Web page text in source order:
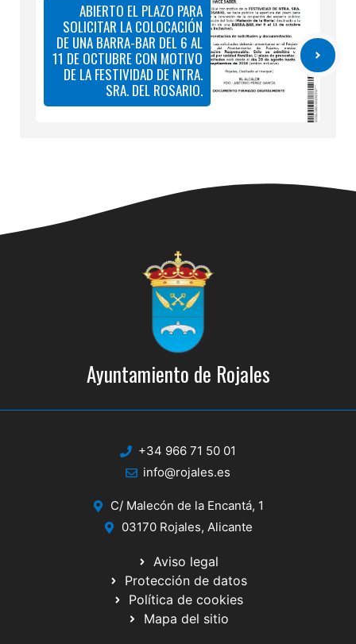
ABIERTO EL PLAZO PARA
SOLICITAR LA COLOCACIÓN
DE UNA BARRA-BAR DEL 6 AL
11 DE OCTUBRE CON MOTIVO
DE LA FESTIVIDAD DE NTRA.
SRA. DEL ROSARIO.
Ayuntamiento de Rojales
+34 966 71 50 01
info@rojales.es
C/ Malecón de la Encantá, 1
03170 Rojales, Alicante
Aviso legal
Protección de datos
Política de cookies
Mapa del sitio